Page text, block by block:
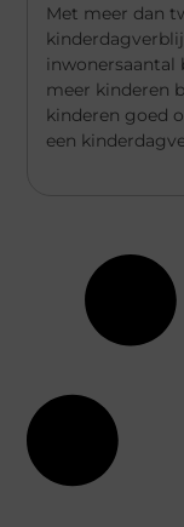
Met meer dan
inwonersaantal
meer kinderen
kinderen goed
een